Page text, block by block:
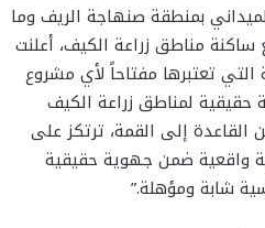
بمنطقة صنهاجة الريف وما
مناطق زراعة الكيف، أعلنت
التي تعتبرها مفتاحاً لأي مشروع
حقيقية لمناطق زراعة الكيف
القاعدة إلى القمة، ترتكز على
واقعية ضمن جهوية حقيقية
شابة ومؤهلة.”